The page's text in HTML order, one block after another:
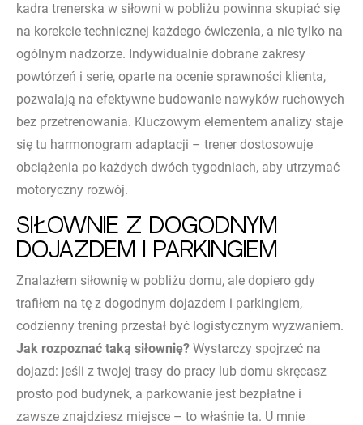
kadra trenerska w siłowni w pobliżu powinna skupiać się
na korekcie technicznej każdego ćwiczenia, a nie tylko na
ogólnym nadzorze. Indywidualnie dobrane zakresy
powtórzeń i serie, oparte na ocenie sprawności klienta,
pozwalają na efektywne budowanie nawyków ruchowych
bez przetrenowania. Kluczowym elementem analizy staje
się tu harmonogram adaptacji – trener dostosowuje
obciążenia po każdych dwóch tygodniach, aby utrzymać
motoryczny rozwój.
Siłownie z dogodnym
dojazdem i parkingiem
Znalazłem siłownię w pobliżu domu, ale dopiero gdy
trafiłem na tę z dogodnym dojazdem i parkingiem,
codzienny trening przestał być logistycznym wyzwaniem.
Jak rozpoznać taką siłownię? Wystarczy spojrzeć na
dojazd: jeśli z twojej trasy do pracy lub domu skręcasz
prosto pod budynek, a parkowanie jest bezpłatne i
zawsze znajdziesz miejsce – to właśnie ta. U mnie